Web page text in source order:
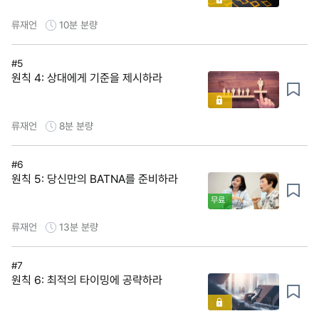
류재언 10분 분량
#5
원칙 4: 상대에게 기준을 제시하라
류재언 8분 분량
#6
원칙 5: 당신만의 BATNA를 준비하라
무료
류재언 13분 분량
#7
원칙 6: 최적의 타이밍에 공략하라